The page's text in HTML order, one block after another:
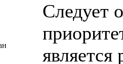
Следует
является